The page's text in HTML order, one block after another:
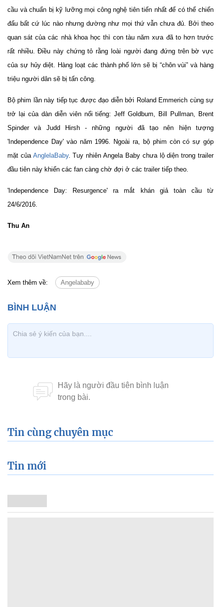
cầu và chuẩn bị kỹ lưỡng mọi công nghệ tiên tiến nhất để có thể chiến
đấu bất cứ lúc nào nhưng dường như mọi thứ vẫn chưa đủ. Bởi theo
quan sát của các nhà khoa học thì con tàu năm xưa đã to hơn trước
rất nhiều. Điều này chứng tỏ rằng loài người đang đứng trên bờ vực
của sự hủy diệt. Hàng loạt các thành phố lớn sẽ bị “chôn vùi” và hàng
triệu người dân sẽ bị tấn công.
Bộ phim lần này tiếp tục được đạo diễn bởi Roland Emmerich cùng sự
trở lại của dàn diễn viên nổi tiếng: Jeff Goldbum, Bill Pullman, Brent
Spinder và Judd Hirsh - những người đã tạo nên hiện tượng
'Independence Day' vào năm 1996. Ngoài ra, bộ phim còn có sự góp
mặt của AnglelaBaby. Tuy nhiên Angela Baby chưa lộ diện trong trailer
đầu tiên này khiến các fan càng chờ đợi ở các trailer tiếp theo.
'Independence Day: Resurgence' ra mắt khán giả toàn cầu từ
24/6/2016.
Thu An
Xem thêm về: Angelababy
Tin cùng chuyên mục
Tin mới